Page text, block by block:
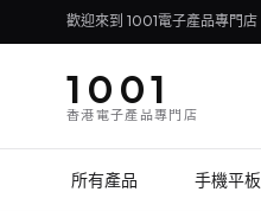
歡迎來到 1001電子產品專門店
1001
香港電子產品專門店
所有產品 手機平板